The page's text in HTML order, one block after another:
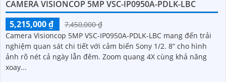
CAMERA VISIONCOP 5MP VSC-IP0950A-PDLK-LBC
5,215,000 ₫
7,450,000 ₫
Camera Visioncop 5MP VSC-IP0950A-PDLK-LBC mang đến trải
nghiệm quan sát chi tiết với cảm biến Sony 1/2. 8” cho hình
ảnh rõ nét cả ngày lẫn đêm. Zoom quang 4X cùng khả năng
xoay...